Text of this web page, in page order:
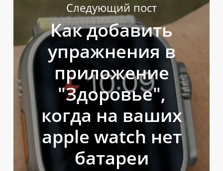
Следующий пост
Как добавить
упражнения в
приложение
"Здоровье",
когда на ваших
apple watch нет
батареи